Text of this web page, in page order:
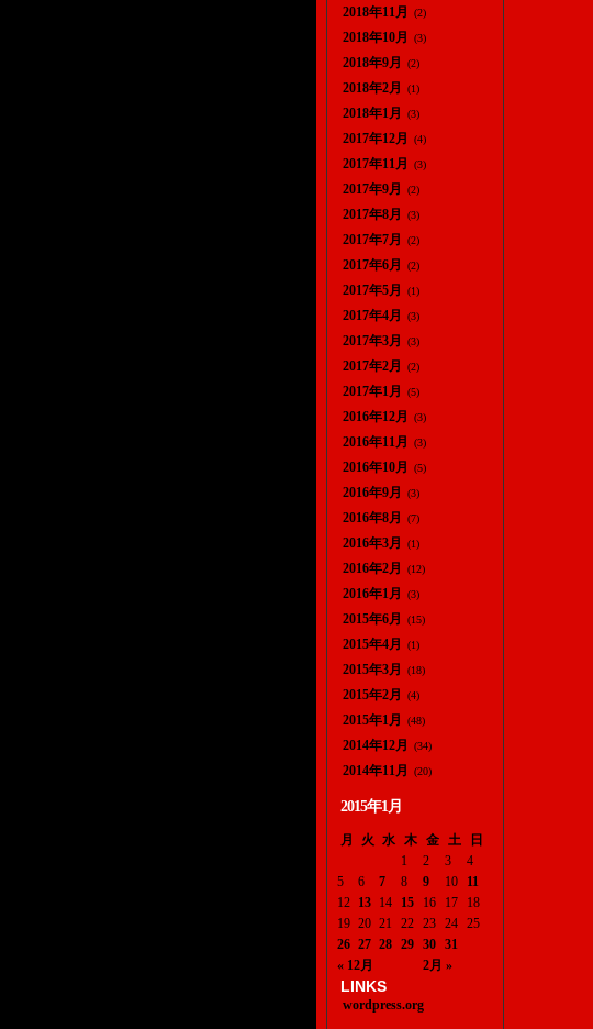
2018年11月 (2)
2018年10月 (3)
2018年9月 (2)
2018年2月 (1)
2018年1月 (3)
2017年12月 (4)
2017年11月 (3)
2017年9月 (2)
2017年8月 (3)
2017年7月 (2)
2017年6月 (2)
2017年5月 (1)
2017年4月 (3)
2017年3月 (3)
2017年2月 (2)
2017年1月 (5)
2016年12月 (3)
2016年11月 (3)
2016年10月 (5)
2016年9月 (3)
2016年8月 (7)
2016年3月 (1)
2016年2月 (12)
2016年1月 (3)
2015年6月 (15)
2015年4月 (1)
2015年3月 (18)
2015年2月 (4)
2015年1月 (48)
2014年12月 (34)
2014年11月 (20)
2015年1月
月 火 水 木 金 土 日
« 12月 2月 »
1 2 3
4
5
6 7 8 9 10
11
12
13 14 15 16 17
18
19 20 21 22 23 24
25
26 27 28 29 30 31
LINKS
wordpress.org